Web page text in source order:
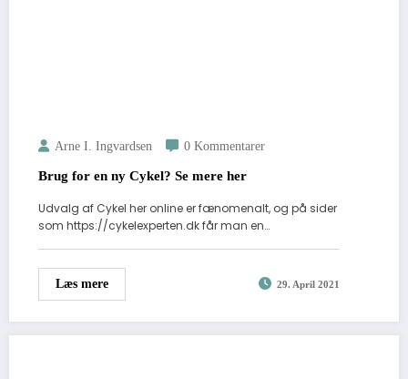
Arne I. Ingvardsen 0 Kommentarer
Brug for en ny Cykel? Se mere her
Udvalg af Cykel her online er fænomenalt, og på sider
som https://cykelexperten.dk får man en…
Læs mere 29. April 2021